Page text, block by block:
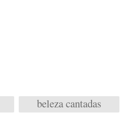
beleza cantadas